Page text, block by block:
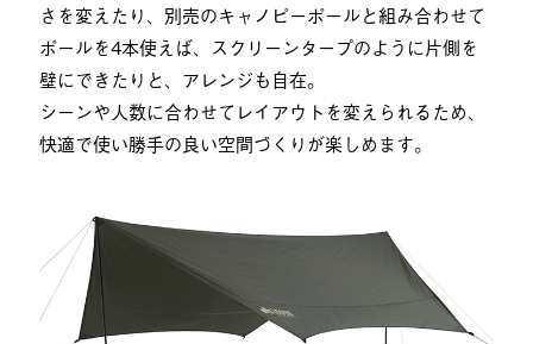
さを変えたり、別売のキャノピーポールと組み合わせて
ポールを4本使えば、スクリーンタープのように片側を
壁にできたりと、アレンジも自在。
シーンや人数に合わせてレイアウトを変えられるため、
快適で使い勝手の良い空間づくりが楽しめます。